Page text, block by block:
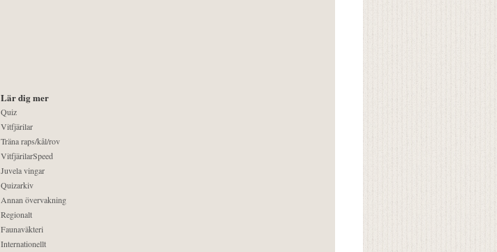
Lär dig mer
Quiz
Vitfjärilar
Träna raps/kål/rov
VitfjärilarSpeed
Juvela vingar
Quizarkiv
Annan övervakning
Regionalt
Faunaväkteri
Internationellt